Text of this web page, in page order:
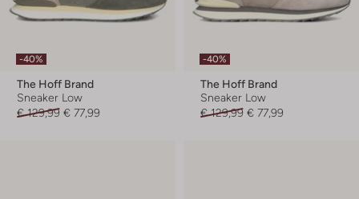
-40%
The Hoff Brand
Sneaker Low
€ 129,99 € 77,99
-40%
The Hoff Brand
Sneaker Low
€ 129,99 € 77,99